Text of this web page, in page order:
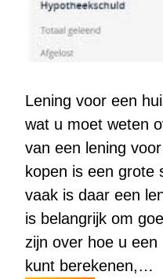
Lening voor een
wat u moet weten
van een lening
kopen is een grote
vaak is daar een
is belangrijk om
zijn over hoe u
kunt berekenen,…